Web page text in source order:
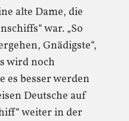
alte Dame, die
war. „So
Gnädigste“,
wird noch
es besser werden
Deutsche auf
weiter in der